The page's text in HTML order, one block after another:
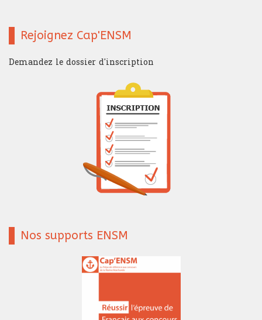
Rejoignez Cap'ENSM
Demandez le dossier d'inscription
Nos supports ENSM